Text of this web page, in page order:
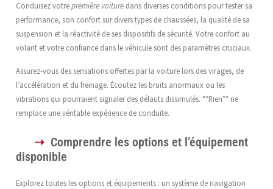
Conduisez votrepremière voituredans diverses conditions pour tester sa
performance, son confort sur divers types de chaussées, la qualité de sa
suspension et la réactivité de ses dispositifs de sécurité. Votre confort au
volant et votre confiance dans le véhicule sont des paramètres cruciaux.
Assurez-vous des sensations offertes par la voiture lors des virages, de
l’accélération et du freinage. Écoutez les bruits anormaux ou les
vibrations qui pourraient signaler des défauts dissimulés. **Rien** ne
remplace une véritable expérience de conduite.
Comprendre les options et l’équipement
disponible
Explorez toutes les options et équipements : un système de navigation